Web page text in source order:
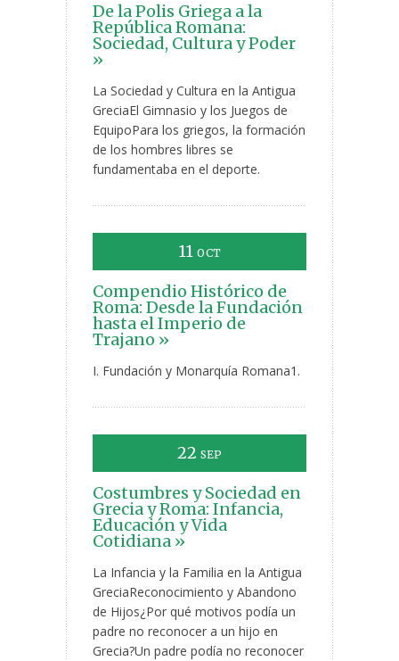
De la Polis Griega a la
República Romana:
Sociedad, Cultura y Poder
»
La Sociedad y Cultura en la Antigua
GreciaEl Gimnasio y los Juegos de
EquipoPara los griegos, la formación
de los hombres libres se
fundamentaba en el deporte.
11 OCT
Compendio Histórico de
Roma: Desde la Fundación
hasta el Imperio de
Trajano »
I. Fundación y Monarquía Romana1.
22 SEP
Costumbres y Sociedad en
Grecia y Roma: Infancia,
Educación y Vida
Cotidiana »
La Infancia y la Familia en la Antigua
GreciaReconocimiento y Abandono
de Hijos¿Por qué motivos podía un
padre no reconocer a un hijo en
Grecia?Un padre podía no reconocer